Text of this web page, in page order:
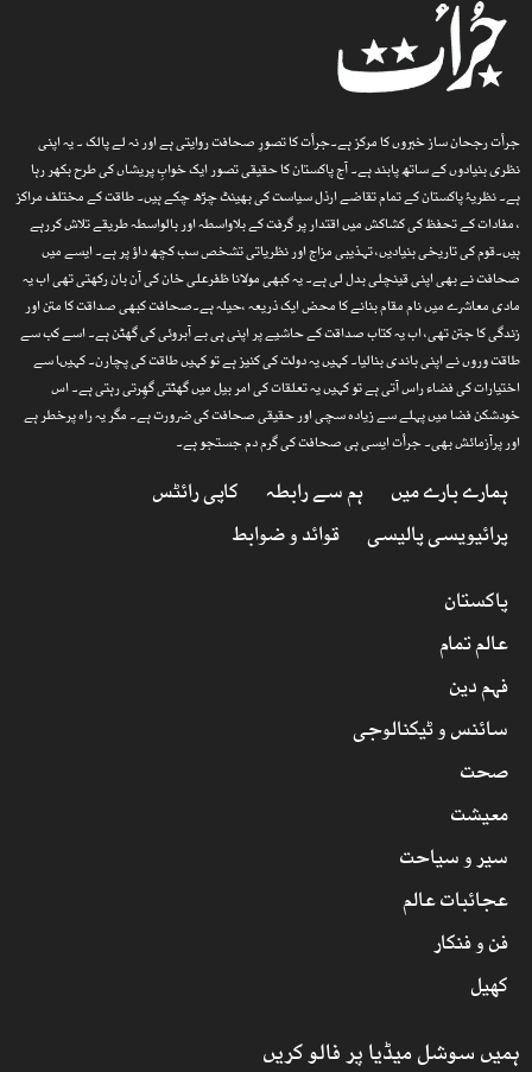
جرأت رجحان ساز خبروں کا مرکز ہے۔جرأت کا تصورِ صحافت روایتی ہے اور نہ لے پالک ۔ یہ اپنی
نظری بنیادوں کے ساتھ پابند ہے۔ آج پاکستان کا حقیقی تصور ایک خوابِ پریشاں کی طرح بکھر رہا
ہے۔ نظریۂ پاکستان کے تمام تقاضے ارذل سیاست کی بھینٹ چڑھ چکے ہیں۔ طاقت کے مختلف مراکز
، مفادات کے تحفظ کی کشاکش میں اقتدار پر گرفت کے بلاواسطہ اور بالواسطہ طریقے تلاش کررہے
ہیں۔قوم کی تاریخی بنیادیں، تہذیبی مزاج اور نظریاتی تشخص سب کچھ داؤ پر ہے۔ ایسے میں
صحافت نے بھی اپنی قینچلی بدل لی ہے۔ یہ کبھی مولانا ظفرعلی خان کی آن بان رکھتی تھی اب یہ
مادی معاشرے میں نام مقام بنانے کا محض ایک ذریعہ ،حیلہ ہے۔صحافت کبھی صداقت کا متن اور
زندگی کا جتن تھی، اب یہ کتاب صداقت کے حاشیے پر اپنی ہی بے آبروئی کی گھٹن ہے۔ اسے کب سے
طاقت وروں نے اپنی باندی بنالیا۔ کہیں یہ دولت کی کنیز ہے تو کہیں طاقت کی پچارن۔ کہیںا سے
اختیارات کی فضاء راس آتی ہے تو کہیں یہ تعلقات کی امر بیل میں گھٹتی گھِرتی رہتی ہے۔ اس
خودشکن فضا میں پہلے سے زیادہ سچی اور حقیقی صحافت کی ضرورت ہے۔ مگر یہ راہ پرخطر ہے
اور پرآزمائش بھی۔ جرأت ایسی ہی صحافت کی گرم دم جستجو ہے۔
ہمارے بارے میں ہم سے رابطہ
کاپی رائٹس
پرائیویسی پالیسی
قوائد و ضوابط
پاکستان
عالم تمام
فہم دین
سائنس و ٹیکنالوجی
صحت
معیشت
سیر و سیاحت
عجائبات عالم
فن و فنکار
کھیل
ہمیں سوشل میڈیا پر فالو کریں